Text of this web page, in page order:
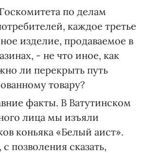
по делам
каждое третье
изделие, продаваемое в
- не что иное, как
ли перекрыть путь
товару?
факты. В Ватутинском
лица мы изъяли
коньяка «Белый аист».
позволения сказать,